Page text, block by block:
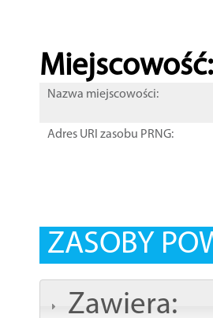
Miejscowość:
Nazwa miejscowości:
Adres URI zasobu PRNG:
ZASOBY
Zawiera: